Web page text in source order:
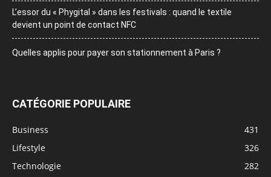
L’essor du « Phygital » dans les festivals : quand le textile
devient un point de contact NFC
Quelles applis pour payer son stationnement à Paris ?
CATÉGORIE POPULAIRE
Business
431
Lifestyle
326
Technologie
282